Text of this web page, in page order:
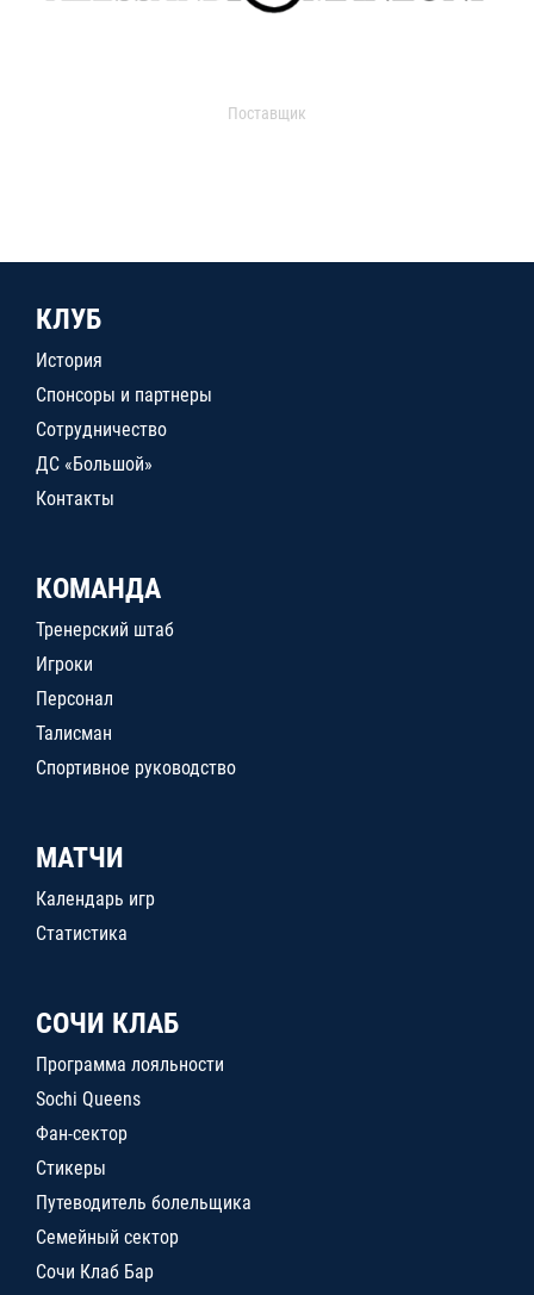
Поставщик
КЛУБ
История
Спонсоры и партнеры
Сотрудничество
ДС «Большой»
Контакты
КОМАНДА
Тренерский штаб
Игроки
Персонал
Талисман
Спортивное руководство
МАТЧИ
Календарь игр
Статистика
СОЧИ КЛАБ
Программа лояльности
Sochi Queens
Фан-сектор
Стикеры
Путеводитель болельщика
Семейный сектор
Сочи Клаб Бар